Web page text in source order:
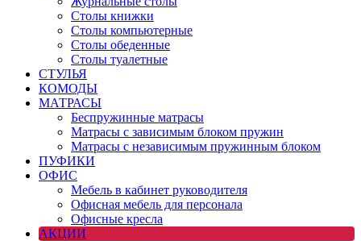
Столы книжки
Столы компьютерные
Столы обеденные
Столы туалетные
СТУЛЬЯ
КОМОДЫ
МАТРАСЫ
Беспружинные матрасы
Матрасы с зависимым блоком пружин
Матрасы с независимым пружинным блоком
ПУФИКИ
ОФИС
Мебель в кабинет руководителя
Офисная мебель для персонала
Офисные кресла
АКЦИИ